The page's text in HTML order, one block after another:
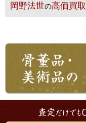
岡野法世の高価買取